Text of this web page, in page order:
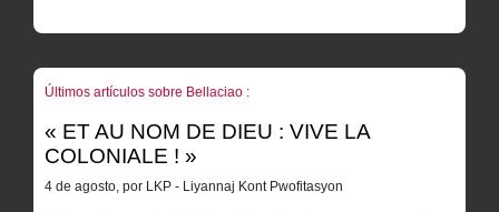
Últimos artículos sobre Bellaciao :
« ET AU NOM DE DIEU : VIVE LA
COLONIALE ! »
4 de agosto, por LKP - Liyannaj Kont Pwofitasyon